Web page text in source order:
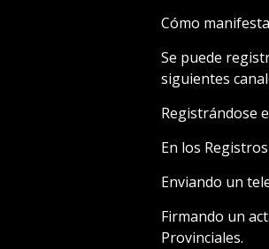
Cómo
Se puede
siguientes
Registrándose
En los
Enviando un
Firmando un
Provinciales.